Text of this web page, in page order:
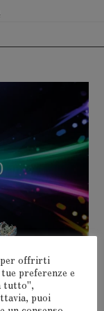
per offrirti
preferenze e
tutto",
puoi